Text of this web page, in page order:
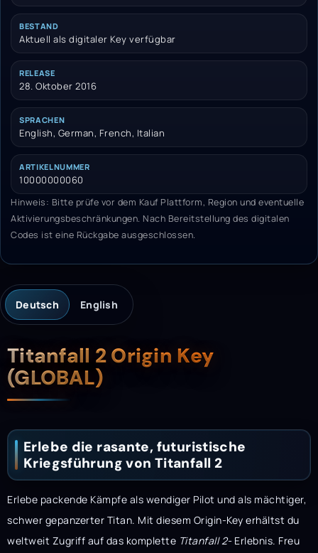
BESTAND
Aktuell als digitaler Key verfügbar
RELEASE
28. Oktober 2016
SPRACHEN
English, German, French, Italian
ARTIKELNUMMER
10000000060
Hinweis: Bitte prüfe vor dem Kauf Plattform, Region und eventuelle
Aktivierungsbeschränkungen. Nach Bereitstellung des digitalen
Codes ist eine Rückgabe ausgeschlossen.
Deutsch English
Beschreibung
Titanfall 2 Origin Key
(GLOBAL)
Erlebe die rasante, futuristische
Kriegsführung von Titanfall 2
Erlebe packende Kämpfe als wendiger Pilot und als mächtiger,
schwer gepanzerter Titan. Mit diesem Origin-Key erhältst du
weltweit Zugriff auf das komplette Titanfall 2-Erlebnis. Freu